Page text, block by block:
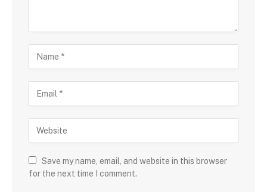
Save my name, email, and website in this browser
for the next time I comment.